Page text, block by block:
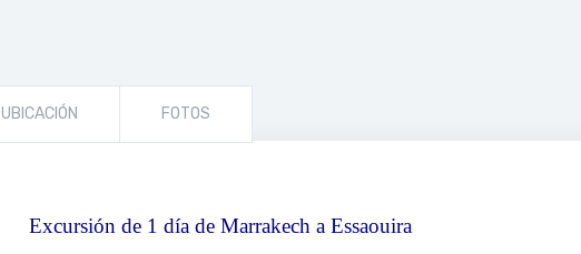
UBICACIÓN FOTOS
Excursión de 1 día de Marrakech a Essaouira